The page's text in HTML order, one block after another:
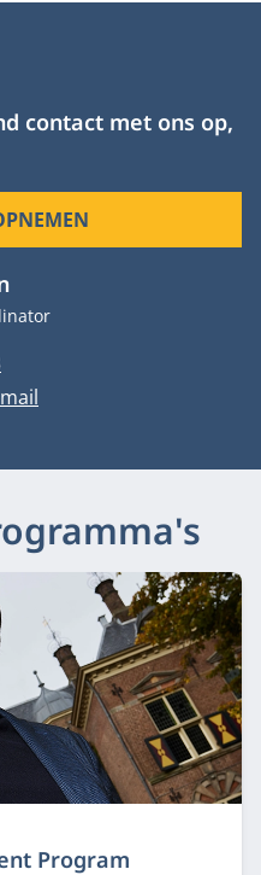
contact met ons op,
Program